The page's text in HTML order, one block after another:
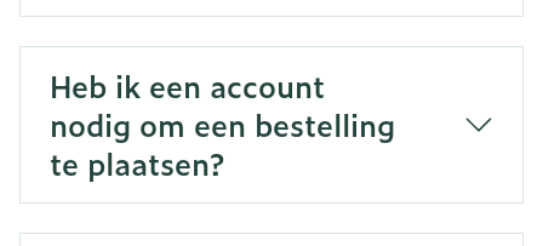
Heb ik een account
nodig om een bestelling
te plaatsen?